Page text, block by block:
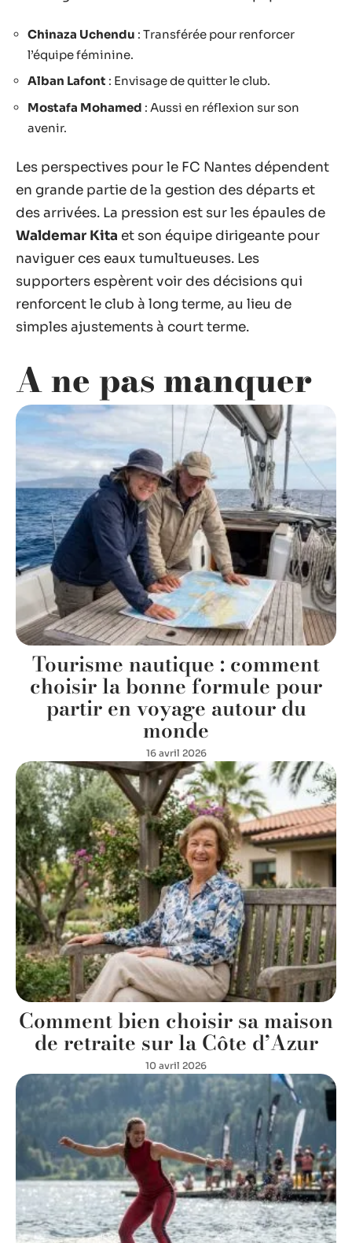
Chinaza Uchendu : Transférée pour renforcer
l’équipe féminine.
Alban Lafont : Envisage de quitter le club.
Mostafa Mohamed : Aussi en réflexion sur son
avenir.
Les perspectives pour le FC Nantes dépendent
en grande partie de la gestion des départs et
des arrivées. La pression est sur les épaules de
Waldemar Kita et son équipe dirigeante pour
naviguer ces eaux tumultueuses. Les
supporters espèrent voir des décisions qui
renforcent le club à long terme, au lieu de
simples ajustements à court terme.
A ne pas manquer
Tourisme nautique : comment
choisir la bonne formule pour
partir en voyage autour du
monde
16 avril 2026
Comment bien choisir sa maison
de retraite sur la Côte d’Azur
10 avril 2026